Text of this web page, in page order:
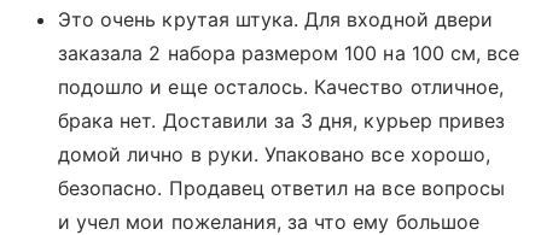
Это очень крутая штука. Для входной двери
заказала 2 набора размером 100 на 100 см, все
подошло и еще осталось. Качество отличное,
брака нет. Доставили за 3 дня, курьер привез
домой лично в руки. Упаковано все хорошо,
безопасно. Продавец ответил на все вопросы
и учел мои пожелания, за что ему большое